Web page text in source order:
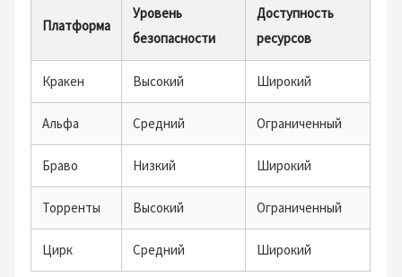
Платформа
Уровень
безопасности
Доступность
ресурсов
Кракен Высокий Широкий
Альфа Средний Ограниченный
Браво Низкий Широкий
Торренты Высокий Ограниченный
Цирк Средний Широкий